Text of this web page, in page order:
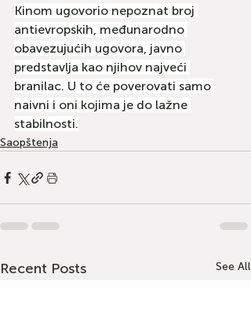
Kinom ugovorio nepoznat broj
antievropskih, međunarodno
obavezujućih ugovora, javno
predstavlja kao njihov najveći
branilac. U to će poverovati samo
naivni i oni kojima je do lažne
stabilnosti.
Saopštenja
Recent Posts See All